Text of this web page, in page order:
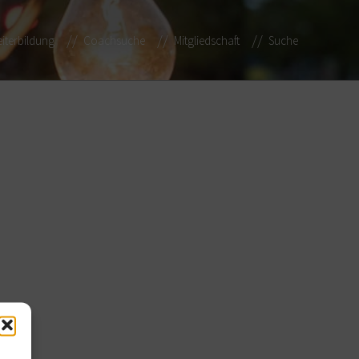
Coachsuche Mitgliedschaft Suche